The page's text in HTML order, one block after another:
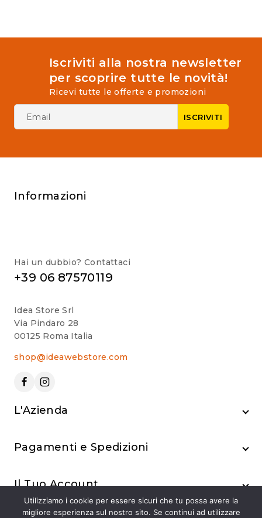
Iscriviti alla nostra newsletter
per scoprire tutte le novità!
Ricevi tutte le offerte e promozioni
Informazioni
Hai un dubbio? Contattaci
+39 06 87570119
Idea Store Srl
Via Pindaro 28
00125 Roma Italia
shop@ideawebstore.com
L'Azienda
Pagamenti e Spedizioni
Il Tuo Account
Utilizziamo i cookie per essere sicuri che tu possa avere la
migliore esperienza sul nostro sito. Se continui ad utilizzare